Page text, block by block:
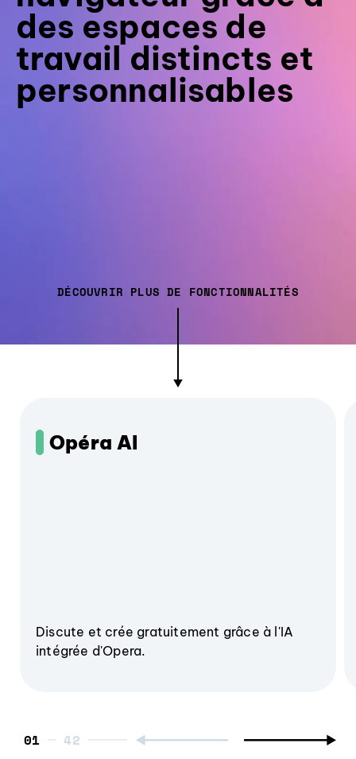
des espaces de
travail distincts et
personnalisables
DÉCOUVRIR PLUS DE FONCTIONNALITÉS
Opéra AI
Discute et crée gratuitement grâce à l'IA
intégrée d'Opera.
01